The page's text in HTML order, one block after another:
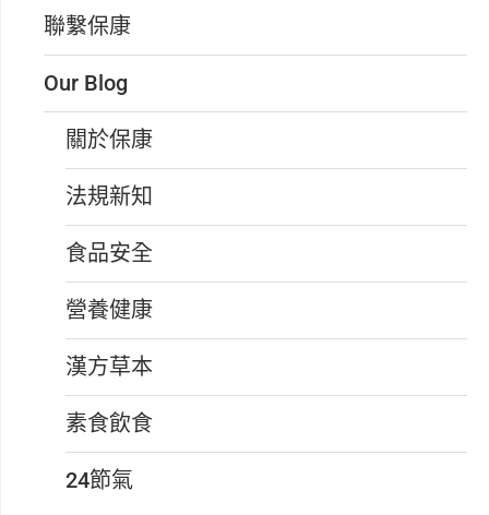
聯繫保康
Our Blog
關於保康
法規新知
食品安全
營養健康
漢方草本
素食飲食
24節氣